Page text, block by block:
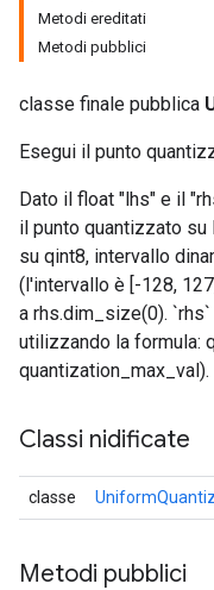
Metodi ereditati
Metodi pubblici
classe finale pubblica
Esegui il punto
Dato il float "lhs" e il
il punto quantizzato su
su qint8, intervallo
(l'intervallo è [-128,
a rhs.dim_size(0).
utilizzando la formula:
quantization_max_val).
Classi nidificate
classe
Metodi pubblici